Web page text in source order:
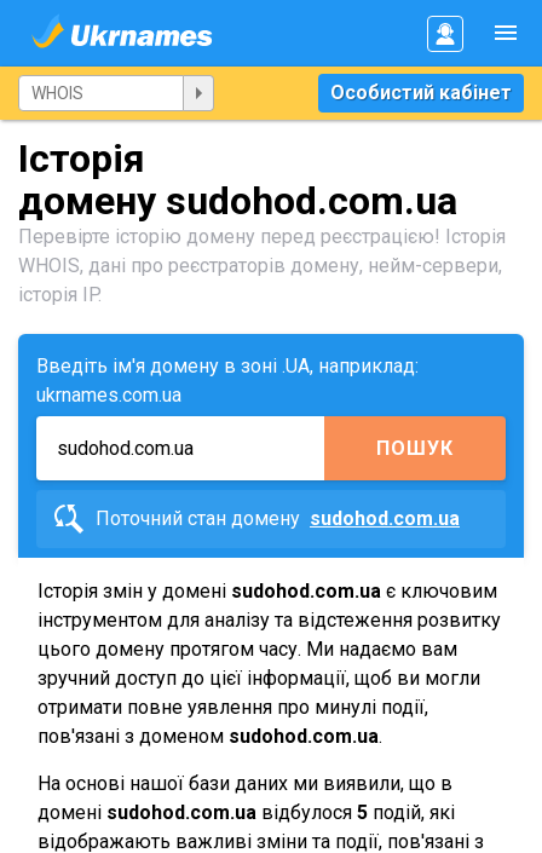
Особистий кабінет
Історія
домену sudohod.com.ua
Перевірте історію домену перед реєстрацією! Історія
WHOIS, дані про реєстраторів домену, нейм-сервери,
історія IP.
Введіть ім'я домену в зоні .UA, наприклад:
ukrnames.com.ua
ПОШУК
Поточний стан домену sudohod.com.ua
Історія змін у домені sudohod.com.ua є ключовим
інструментом для аналізу та відстеження розвитку
цього домену протягом часу. Ми надаємо вам
зручний доступ до цієї інформації, щоб ви могли
отримати повне уявлення про минулі події,
пов'язані з доменом sudohod.com.ua.
На основі нашої бази даних ми виявили, що в
домені sudohod.com.ua відбулося 5 подій, які
відображають важливі зміни та події, пов'язані з